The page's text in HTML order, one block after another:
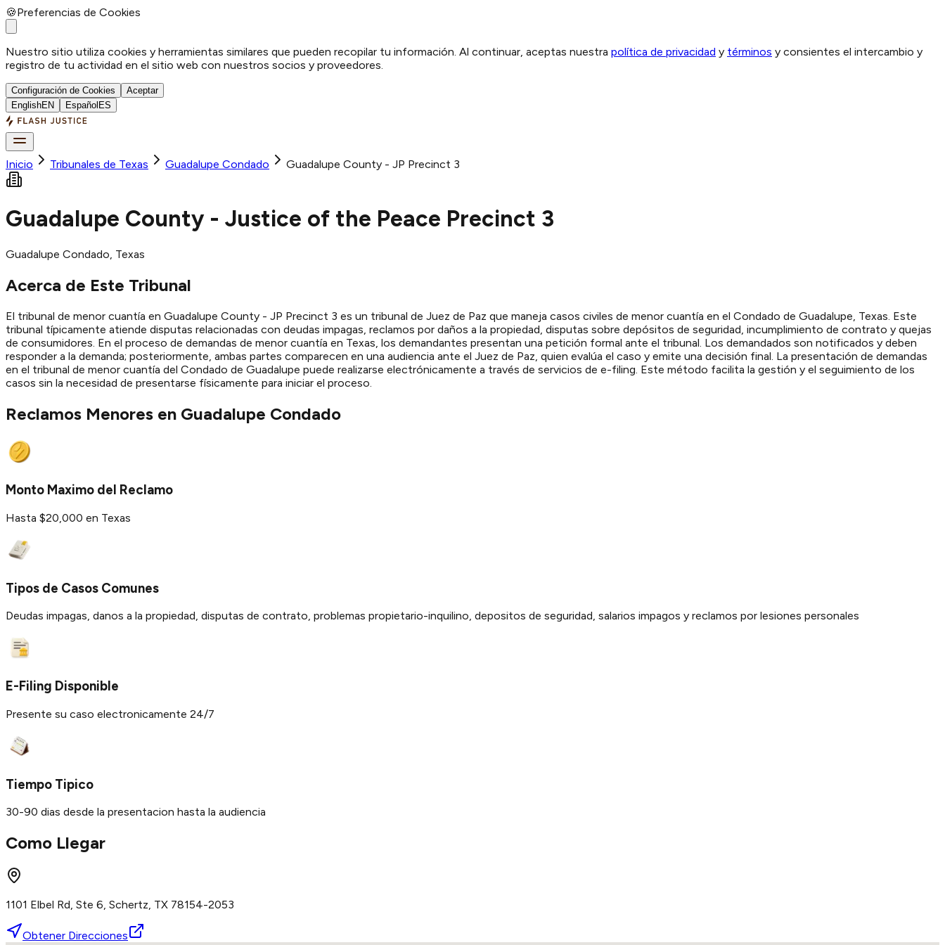
🍪Preferencias de Cookies
Nuestro sitio utiliza cookies y herramientas similares que pueden recopilar tu información. Al continuar, aceptas nuestra política de privacidad y términos y consientes el intercambio y
registro de tu actividad en el sitio web con nuestros socios y proveedores.
Configuración de Cookies
Aceptar
EnglishEN Español ES
Inicio Tribunales de Texas Guadalupe Condado Guadalupe County - JP Precinct 3
Guadalupe County - Justice of the Peace Precinct 3
Guadalupe Condado, Texas
Acerca de Este Tribunal
El tribunal de menor cuantía en Guadalupe County - JP Precinct 3 es un tribunal de Juez de Paz que maneja casos civiles de menor cuantía en el Condado de Guadalupe, Texas. Este
tribunal típicamente atiende disputas relacionadas con deudas impagas, reclamos por daños a la propiedad, disputas sobre depósitos de seguridad, incumplimiento de contrato y quejas
de consumidores. En el proceso de demandas de menor cuantía en Texas, los demandantes presentan una petición formal ante el tribunal. Los demandados son notificados y deben
responder a la demanda; posteriormente, ambas partes comparecen en una audiencia ante el Juez de Paz, quien evalúa el caso y emite una decisión final. La presentación de demandas
en el tribunal de menor cuantía del Condado de Guadalupe puede realizarse electrónicamente a través de servicios de e-filing. Este método facilita la gestión y el seguimiento de los
casos sin la necesidad de presentarse físicamente para iniciar el proceso.
Reclamos Menores en Guadalupe Condado
Monto Maximo del Reclamo
Hasta $20,000 en Texas
Tipos de Casos Comunes
Deudas impagas, danos a la propiedad, disputas de contrato, problemas propietario-inquilino, depositos de seguridad, salarios impagos y reclamos por lesiones personales
E-Filing Disponible
Presente su caso electronicamente 24/7
Tiempo Tipico
30-90 dias desde la presentacion hasta la audiencia
Como Llegar
1101 Elbel Rd, Ste 6, Schertz, TX 78154-2053
Obtener Direcciones